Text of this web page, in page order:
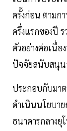
ครั้งก่อน ตามก
ครึ่งแรกของปี
ตัวอย่างต่อเนื่อ
ปัจจัยสนับสนุน
ประกอบกับมา
ดำเนินนโยบาย
ธนาคารกลาง